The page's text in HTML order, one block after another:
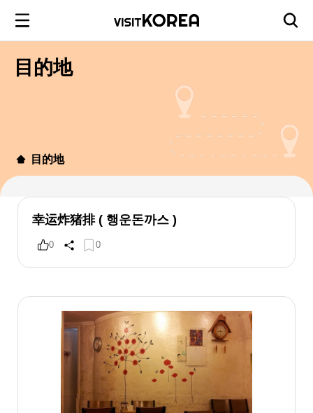
目的地
目的地
幸运炸猪排 ( 행운돈까스 )
0 0